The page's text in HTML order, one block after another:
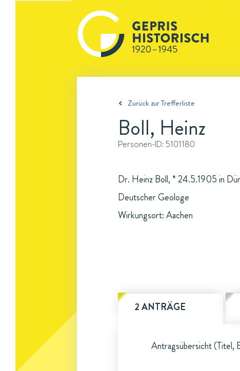
Zurück zur Trefferliste
Boll, Heinz
Personen-ID: 5101180
Dr. Heinz Boll, * 24.5.1905 in
Deutscher Geologe
Wirkungsort: Aachen
2 ANTRÄGE
Antragsübersicht (Titel,